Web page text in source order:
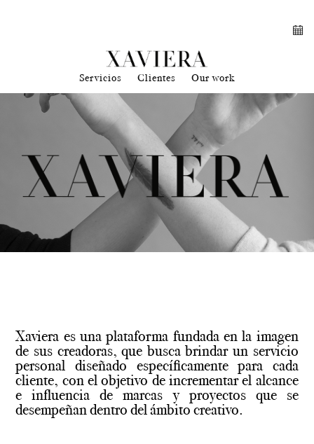
Servicios Clientes Our work
Xaviera es una plataforma fundada en la imagen
de sus creadoras, que busca brindar un servicio
personal diseñado específicamente para cada
cliente, con el objetivo de incrementar el alcance
e influencia de marcas y proyectos que se
desempeñan dentro del ámbito creativo.